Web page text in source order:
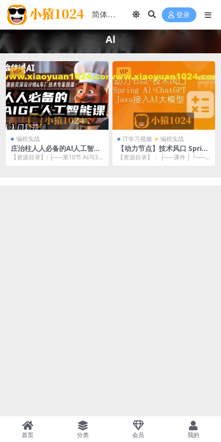
登录
Al
VIP
编程实战
庄治柱人人必备的Al人工智能
课
【资源目录】: ├──第10节 AI与3D
VIP
IT学习视频 编程实战
【动力节点】技术风口 Sprin
g Al+ChatGPT Java接入AI大
模型 – 带源码课件
【资源目录】： ├──课件 | └──
首页 分类 会员 我的